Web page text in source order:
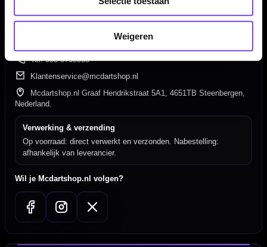
Weigeren
Hulp Nodig? Wij helpen graag!
Tel: 085-8769938
Klantenservice@mcdartshop.nl
Mcdartshop.nl Graaf Hendrikstraat 5A1, 4651TB Steenbergen,
Nederland.
Verwerking & verzending
Op voorraad: direct verwerkt en verzonden. Nabestelling:
afhankelijk van leverancier.
Wil je Mcdartshop.nl volgen?